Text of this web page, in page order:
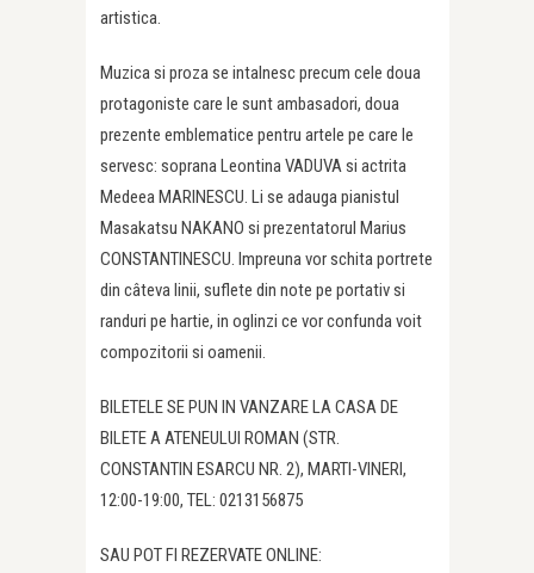
artistica.
Muzica si proza se intalnesc precum cele doua
protagoniste care le sunt ambasadori, doua
prezente emblematice pentru artele pe care le
servesc: soprana Leontina VADUVA si actrita
Medeea MARINESCU. Li se adauga pianistul
Masakatsu NAKANO si prezentatorul Marius
CONSTANTINESCU. Impreuna vor schita portrete
din câteva linii, suflete din note pe portativ si
randuri pe hartie, in oglinzi ce vor confunda voit
compozitorii si oamenii.
BILETELE SE PUN IN VANZARE LA CASA DE
BILETE A ATENEULUI ROMAN (STR.
CONSTANTIN ESARCU NR. 2), MARTI-VINERI,
12:00-19:00, TEL: 0213156875
SAU POT FI REZERVATE ONLINE: